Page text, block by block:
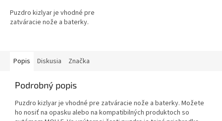
Puzdro kizlyar je vhodné pre
zatváracie nože a baterky.
Popis Diskusia Značka
Podrobný popis
Puzdro kizlyar je vhodné pre zatváracie nože a baterky. Možete
ho nosiť na opasku alebo na kompatibilných produktoch so